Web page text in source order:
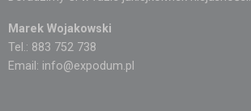
Marek Wojakowski
Tel.: 883 752 738
Email: info@expodum.pl